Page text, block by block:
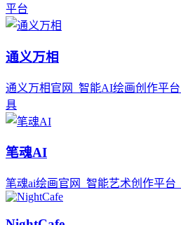
平台
通义万相
通义万相官网_智能AI绘画创作平
具
笔魂AI
笔魂ai绘画官网_智能艺术创作平台